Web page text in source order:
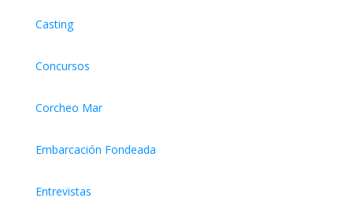
Casting
Concursos
Corcheo Mar
Embarcación Fondeada
Entrevistas